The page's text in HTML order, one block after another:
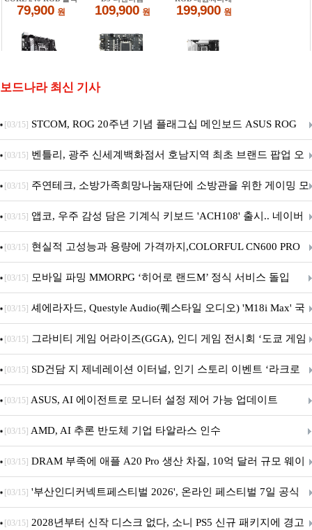
보드나라 최신 기사
[03/15] STCOM, ROG 20주년 기념 플래그십 메인보드 ASUS ROG
Crosshair X870E EDITION 20 국내 출시 예정
[03/15] 벤틀리, 광주 신세계백화점서 호남지역 최초 브랜드 팝업 오
픈
[03/15] 주연테크, 소방가족희망나눔재단에 소방관을 위한 게이밍 모
니터·스마트 펫 침대 기부
[03/15] 앱코, 우주 감성 담은 기계식 키보드 'ACH108' 출시.. 네이버
브랜드데이 기획전 진행
[03/15] 현실적 고성능과 용량에 가격까지,COLORFUL CN600 PRO
M.2 NVMe 디앤디컴 1TB
[03/15] 모바일 파밍 MMORPG ‘히어로 랜드M’ 정식 서비스 돌입
[03/15] 셰에라자드, Questyle Audio(퀘스타일 오디오) 'M18i Max' 국
내 정식 출시
[03/15] 그라비티 게임 어라이즈(GGA), 인디 게임 전시회 ‘도쿄 게임
던전 13’ 참가!
[03/15] SD건담 지 제네레이션 이터널, 인기 스토리 이벤트 ‘라크로
아의 용사’ 재개최 및 풍성한 기념 이벤트 실시!
[03/15] ASUS, AI 에이전트로 모니터 설정 제어 가능 업데이트
[03/15] AMD, AI 추론 반도체 기업 타알라스 인수
[03/15] DRAM 부족에 애플 A20 Pro 생산 차질, 10억 달러 규모 웨이
퍼 대기
[03/15] '부산인디커넥트페스티벌 2026', 온라인 페스티벌 7일 공식
개막... 22일간 진행
[03/15] 2028년부터 신작 디스크 없다, 소니 PS5 신규 패키지에 경고